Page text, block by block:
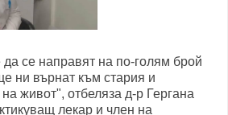
да се направят на по-голям брой
ни върнат към стария и
живот", отбеляза д-р Гергана
лекар и член на